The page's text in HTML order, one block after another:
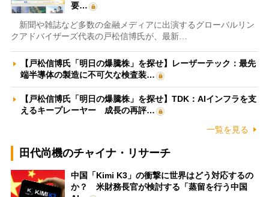
要…
新聞や雑誌など多数の金融メディアに出演するグローバルリン
クアドバイザーズ代表の戸松信博氏が、最新…
【戸松信博氏「明日の爆騰株」を探せ】レーザーテック：最先
端半導体の製造に不可欠な検査装…
【戸松信博氏「明日の爆騰株」を探せ】TDK：AIインフラを支
えるキープレーヤー 成長の再評…
一覧を見る
田代尚機のチャイナ・リサーチ
中国「Kimi K3」の衝撃に世界はどう対応するの
か？ 米財務長官が検討する「蒸留を行う中国